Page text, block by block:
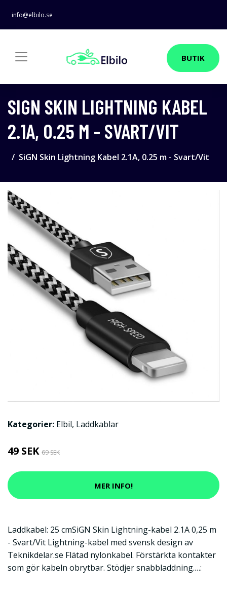
info@elbilo.se
BUTIK
SIGN SKIN LIGHTNING KABEL
2.1A, 0.25 M - SVART/VIT
SiGN Skin Lightning Kabel 2.1A, 0.25 m - Svart/Vit
Kategorier: Elbil, Laddkablar
49 SEK 69 SEK
MER INFO!
Laddkabel: 25 cmSiGN Skin Lightning-kabel 2.1A 0,25 m
- Svart/Vit Lightning-kabel med svensk design av
Teknikdelar.se Flätad nylonkabel. Förstärkta kontakter
som gör kabeln obrytbar. Stödjer snabbladdning.…: